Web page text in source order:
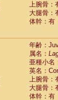
上腕骨：
大腿骨：
体幹：有
年齢：
属名：
亜種小名
英名：
上腕骨：
大腿骨：
体幹：有